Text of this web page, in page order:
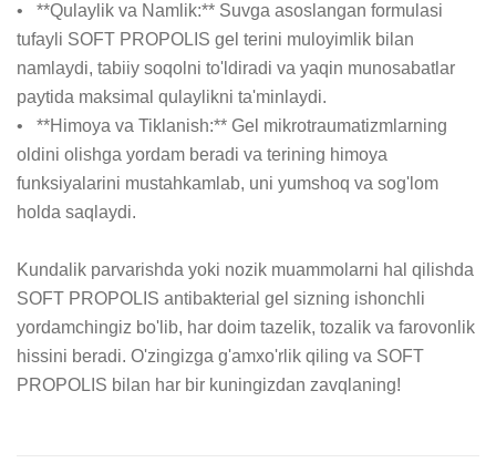
•   **Qulaylik va Namlik:** Suvga asoslangan formulasi
tufayli SOFT PROPOLIS gel terini muloyimlik bilan
namlaydi, tabiiy soqolni to'ldiradi va yaqin munosabatlar
paytida maksimal qulaylikni ta'minlaydi.
•   **Himoya va Tiklanish:** Gel mikrotraumatizmlarning
oldini olishga yordam beradi va terining himoya
funksiyalarini mustahkamlab, uni yumshoq va sog'lom
holda saqlaydi.
Kundalik parvarishda yoki nozik muammolarni hal qilishda
SOFT PROPOLIS antibakterial gel sizning ishonchli
yordamchingiz bo'lib, har doim tazelik, tozalik va farovonlik
hissini beradi. O'zingizga g'amxo'rlik qiling va SOFT
PROPOLIS bilan har bir kuningizdan zavqlaning!